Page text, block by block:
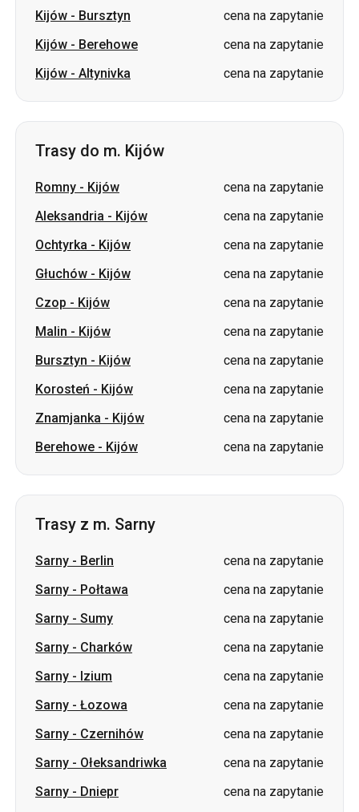
Kijów - Bursztyn
cena na zapytanie
Kijów - Berehowe
cena na zapytanie
Kijów - Altynivka cena na zapytanie
Trasy do m. Kijów
Romny - Kijów
cena na zapytanie
Aleksandria - Kijów
cena na zapytanie
Ochtyrka - Kijów
cena na zapytanie
Głuchów - Kijów
cena na zapytanie
Czop - Kijów
cena na zapytanie
Malin - Kijów
cena na zapytanie
Bursztyn - Kijów
cena na zapytanie
Korosteń - Kijów
cena na zapytanie
Znamjanka - Kijów
cena na zapytanie
Berehowe - Kijów cena na zapytanie
Trasy z m. Sarny
Sarny - Berlin
cena na zapytanie
Sarny - Połtawa
cena na zapytanie
Sarny - Sumy
cena na zapytanie
Sarny - Charków
cena na zapytanie
Sarny - Izium
cena na zapytanie
Sarny - Łozowa
cena na zapytanie
Sarny - Czernihów
cena na zapytanie
Sarny - Ołeksandriwka
cena na zapytanie
Sarny - Dniepr
cena na zapytanie